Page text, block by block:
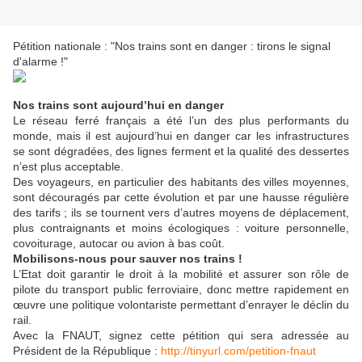
Pétition nationale : "Nos trains sont en danger : tirons le signal
d'alarme !"
Nos trains sont aujourd’hui en danger
Le réseau ferré français a été l’un des plus performants du
monde, mais il est aujourd’hui en danger car les infrastructures
se sont dégradées, des lignes ferment et la qualité des dessertes
n’est plus acceptable.
Des voyageurs, en particulier des habitants des villes moyennes,
sont découragés par cette évolution et par une hausse régulière
des tarifs ; ils se tournent vers d’autres moyens de déplacement,
plus contraignants et moins écologiques : voiture personnelle,
covoiturage, autocar ou avion à bas coût.
Mobilisons-nous pour sauver nos trains !
L’Etat doit garantir le droit à la mobilité et assurer son rôle de
pilote du transport public ferroviaire, donc mettre rapidement en
œuvre une politique volontariste permettant d’enrayer le déclin du
rail.
Avec la FNAUT, signez cette pétition qui sera adressée au
Président de la République : http://tinyurl.com/petition-fnaut